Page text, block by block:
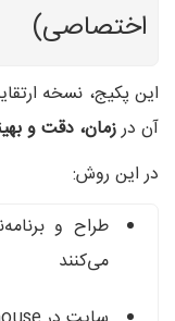
اختصاصی)
این پکیج، نسخه
آن درزمان، دقت و
در این روش:
طراح و
می‌کنند